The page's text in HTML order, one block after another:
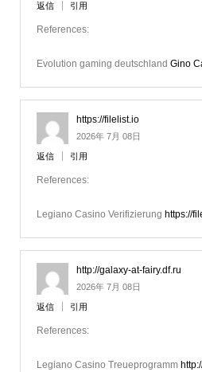
返信 引用
References:
Evolution gaming deutschland Gino
https://filelist.io
2026年 7月 08日
返信 引用
References:
Legiano Casino Verifizierung https://
http://galaxy-at-fairy.df.ru
2026年 7月 08日
返信 引用
References:
Legiano Casino Treueprogramm